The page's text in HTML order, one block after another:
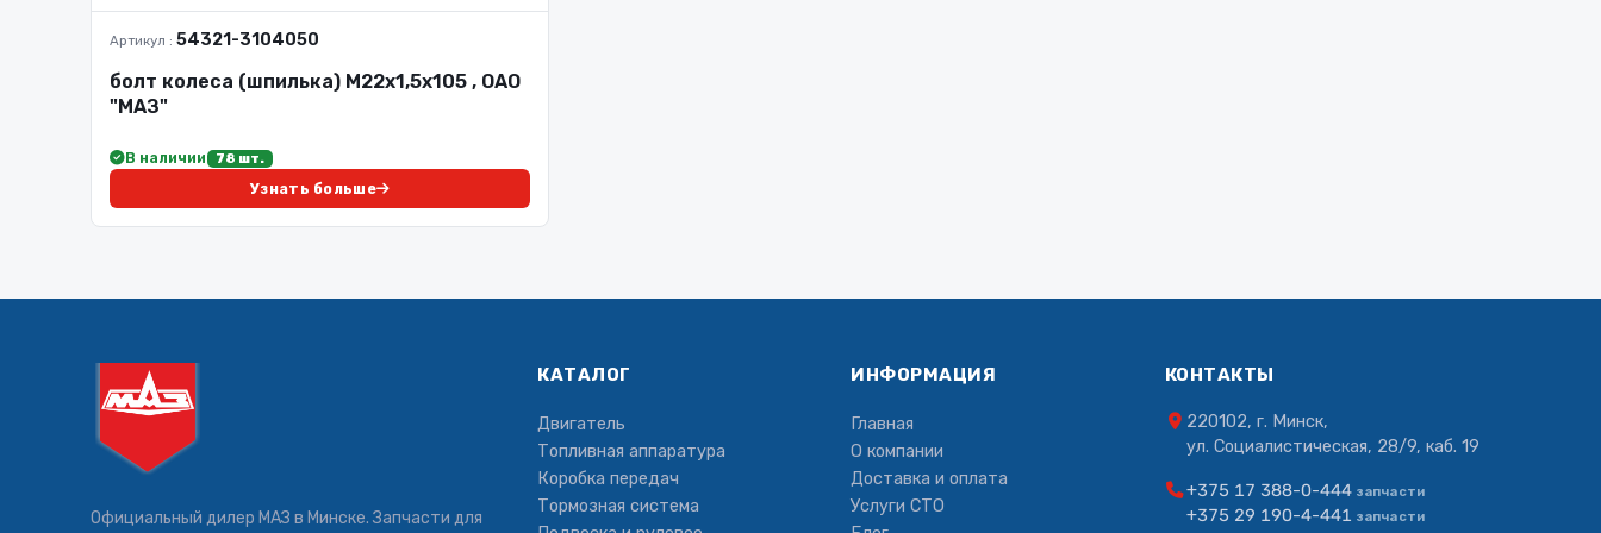
Артикул : 54321-3104050
болт колеса (шпилька) М22х1,5х105 , ОАО
"МАЗ"
В наличии 78 шт.
Узнать больше
Официальный дилер МАЗ в Минске. Запчасти для
КАТАЛОГ
Двигатель
Топливная аппаратура
Коробка передач
Тормозная система
ИНФОРМАЦИЯ
Главная
О компании
Доставка и оплата
Услуги СТО
КОНТАКТЫ
220102, г. Минск,
ул. Социалистическая, 28/9, каб. 19
+375 17 388-0-444 запчасти
+375 29 190-4-441 запчасти